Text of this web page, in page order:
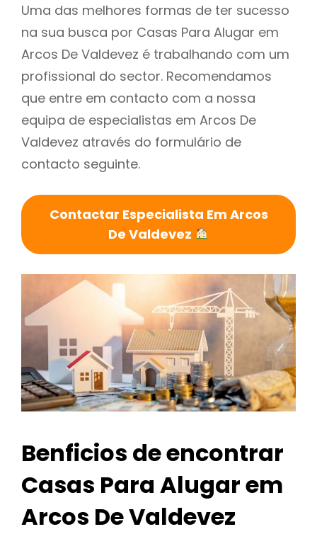
Uma das melhores formas de ter sucesso
na sua busca por Casas Para Alugar em
Arcos De Valdevez é trabalhando com um
profissional do sector. Recomendamos
que entre em contacto com a nossa
equipa de especialistas em Arcos De
Valdevez através do formulário de
contacto seguinte.
Contactar Especialista Em Arcos
De Valdevez
Benficios de encontrar
Casas Para Alugar em
Arcos De Valdevez